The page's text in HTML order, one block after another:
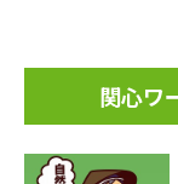
関心ワ